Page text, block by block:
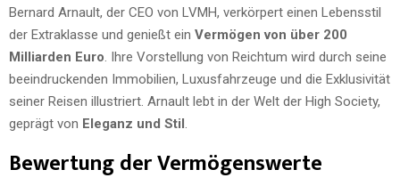
Bernard Arnault, der CEO von LVMH, verkörpert einen Lebensstil
der Extraklasse und genießt ein Vermögen von über 200
Milliarden Euro . Ihre Vorstellung von Reichtum wird durch seine
beeindruckenden Immobilien, Luxusfahrzeuge und die Exklusivität
seiner Reisen illustriert. Arnault lebt in der Welt der High Society,
geprägt von Eleganz und Stil
Bewertung der Vermögenswerte